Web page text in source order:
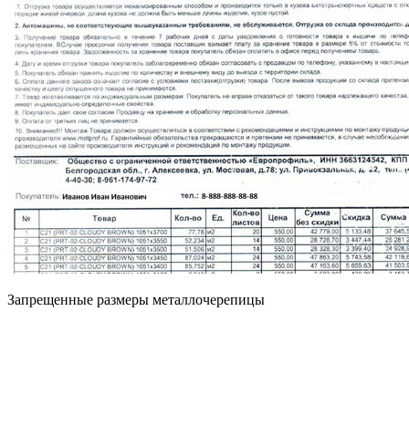
Запрещенные размеры металлочерепицы